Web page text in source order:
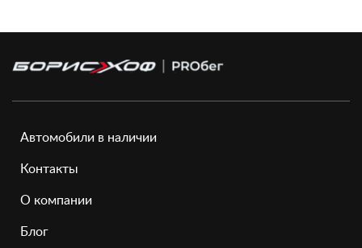
Автомобили в наличии
Контакты
О компании
Блог